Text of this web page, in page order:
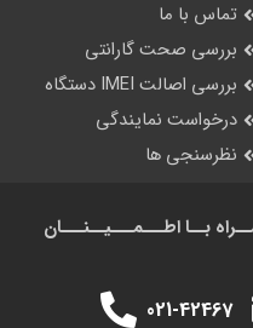
تماس با ما
بررسی صحت گارانتی
بررسی اصالت IMEI دستگاه
درخواست نمایندگی
نظرسنجی ها
بــا اطـــمـــیــنـــان
021-42467